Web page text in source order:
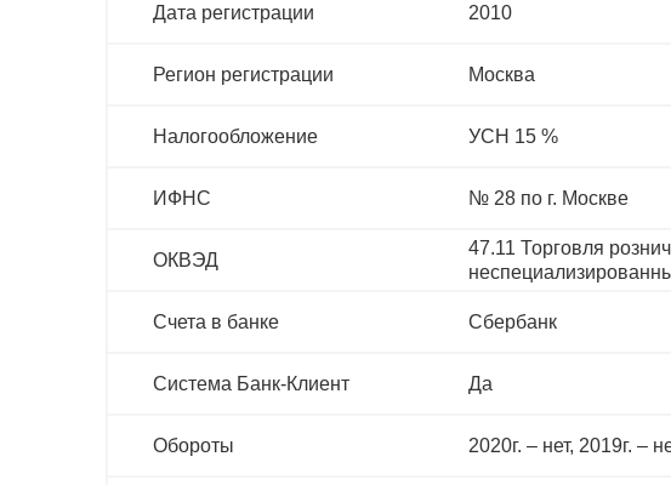
Дата регистрации 2010
Регион регистрации Москва
Налогообложение УСН 15 %
ИФНС № 28 по г. Москве
ОКВЭД
47.11 Торговля
Счета в банке Сбербанк
Система Банк-Клиент Да
Обороты 2020г. – нет, 2019г. –